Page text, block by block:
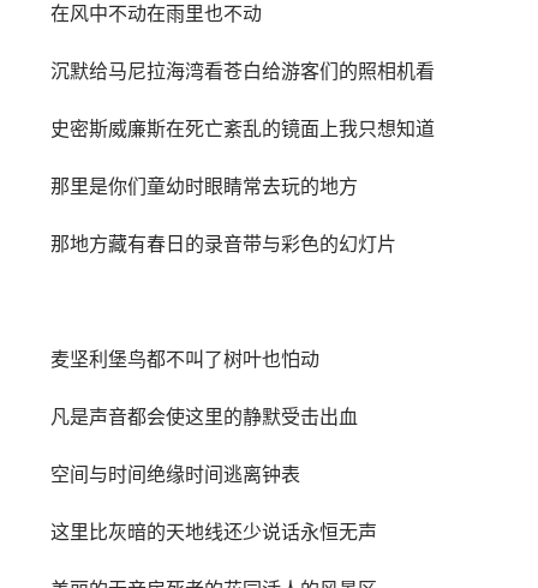
在风中不动在雨里也不动
沉默给马尼拉海湾看苍白给游客们的照相机看
史密斯威廉斯在死亡紊乱的镜面上我只想知道
那里是你们童幼时眼睛常去玩的地方
那地方藏有春日的录音带与彩色的幻灯片
麦坚利堡鸟都不叫了树叶也怕动
凡是声音都会使这里的静默受击出血
空间与时间绝缘时间逃离钟表
这里比灰暗的天地线还少说话永恒无声